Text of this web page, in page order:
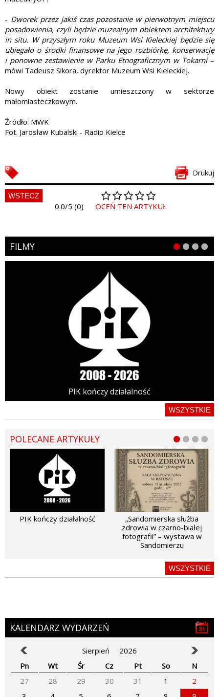
- Dworek przez jakiś czas pozostanie w pierwotnym miejscu
posadowienia, czyli będzie muzealnym obiektem architektury
in situ. W przyszłym roku Muzeum Wsi Kieleckiej będzie się
ubiegało o środki finansowe na jego rozbiórkę, konserwację
i ponowne zestawienie w Parku Etnograficznym w Tokarni–
mówi Tadeusz Sikora, dyrektor Muzeum Wsi Kieleckiej.
Nowy obiekt zostanie umieszczony w sektorze
małomiasteczkowym.
Źródło: MWK
Fot. Jarosław Kubalski - Radio Kielce
Drukuj
WSTECZ
0.0/5 (0) OCEŃ TEN ARTYKUŁ
FILMY
PIK kończy działalność
WSZYSTKIE
POLECANE ARTYKUŁY
PIK kończy działalność
„Sandomierska służba
zdrowia w czarno-białej
fotografii” – wystawa w
Sandomierzu
WSZYSTKIE
KALENDARZ WYDARZEŃ
Sierpień
2026
Pn
Wt Śr Cz Pt So
N
27
28 29 30 31 1
2